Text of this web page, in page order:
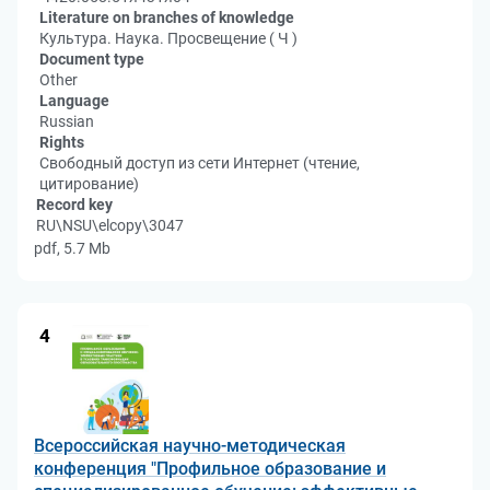
Literature on branches of knowledge
Культура. Наука. Просвещение ( Ч )
Document type
Other
Language
Russian
Rights
Свободный доступ из сети Интернет (чтение,
цитирование)
Record key
RU\NSU\elcopy\3047
pdf, 5.7 Mb
4
Всероссийская научно-методическая
конференция "Профильное образование и